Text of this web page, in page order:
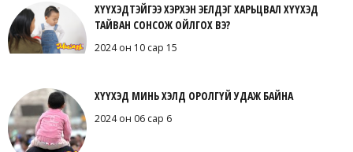
ХҮҮХЭДТЭЙГЭЭ ХЭРХЭН ЭЕЛДЭГ ХАРЬЦВАЛ ХҮҮХЭД
ТАЙВАН СОНСОЖ ОЙЛГОХ ВЭ?
2024 он 10 сар 15
ХҮҮХЭД МИНЬ ХЭЛД ОРОЛГҮЙ УДАЖ БАЙНА
2024 он 06 сар 6